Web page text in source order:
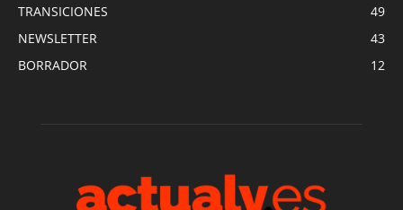
TRANSICIONES
49
NEWSLETTER
43
BORRADOR
12